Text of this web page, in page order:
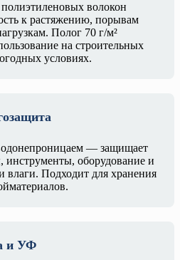
волокон
к растяжению, порывам
Полог 70 г/м²
на строительных
условиях.
— защищает
инструменты, оборудование и
влаги. Подходит для хранения
и УФ